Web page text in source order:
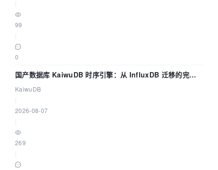
99
0
国产数据库 KaiwuDB 时序引擎：从 InfluxDB 迁移的完整
技术路径
KaiwuDB
2026-08-07
269